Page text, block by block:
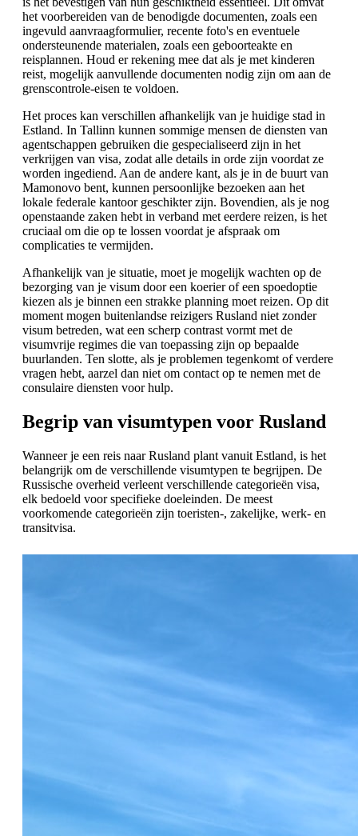
het voorbereiden van de benodigde documenten, zoals een
ingevuld aanvraagformulier, recente foto's en eventuele
ondersteunende materialen, zoals een geboorteakte en
reisplannen. Houd er rekening mee dat als je met kinderen
reist, mogelijk aanvullende documenten nodig zijn om aan de
grenscontrole-eisen te voldoen.
Het proces kan verschillen afhankelijk van je huidige stad in
Estland. In Tallinn kunnen sommige mensen de diensten van
agentschappen gebruiken die gespecialiseerd zijn in het
verkrijgen van visa, zodat alle details in orde zijn voordat ze
worden ingediend. Aan de andere kant, als je in de buurt van
Mamonovo bent, kunnen persoonlijke bezoeken aan het
lokale federale kantoor geschikter zijn. Bovendien, als je nog
openstaande zaken hebt in verband met eerdere reizen, is het
cruciaal om die op te lossen voordat je afspraak om
complicaties te vermijden.
Afhankelijk van je situatie, moet je mogelijk wachten op de
bezorging van je visum door een koerier of een spoedoptie
kiezen als je binnen een strakke planning moet reizen. Op dit
moment mogen buitenlandse reizigers Rusland niet zonder
visum betreden, wat een scherp contrast vormt met de
visumvrije regimes die van toepassing zijn op bepaalde
buurlanden. Ten slotte, als je problemen tegenkomt of verdere
vragen hebt, aarzel dan niet om contact op te nemen met de
consulaire diensten voor hulp.
Begrip van visumtypen voor Rusland
Wanneer je een reis naar Rusland plant vanuit Estland, is het
belangrijk om de verschillende visumtypen te begrijpen. De
Russische overheid verleent verschillende categorieën visa,
elk bedoeld voor specifieke doeleinden. De meest
voorkomende categorieën zijn toeristen-, zakelijke, werk- en
transitvisa.